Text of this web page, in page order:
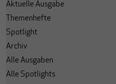
Aktuelle Ausgabe
Themenhefte
Spotlight
Archiv
Alle Ausgaben
Alle Spotlights